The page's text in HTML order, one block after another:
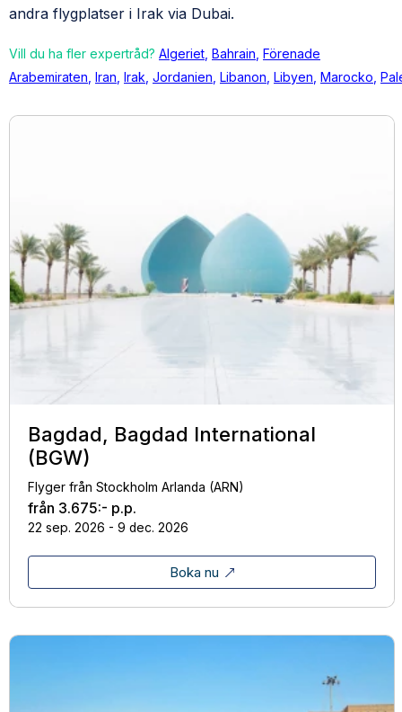
andra flygplatser i Irak via Dubai.
Vill du ha fler expertråd? Algeriet Bahrain Förenade
Arabemiraten Iran Irak Jordanien Libanon Libyen Marocko
Bagdad, Bagdad International
(BGW)
Flyger från Stockholm Arlanda (ARN)
från 3.675:- p.p.
22 sep. 2026 - 9 dec. 2026
Boka nu